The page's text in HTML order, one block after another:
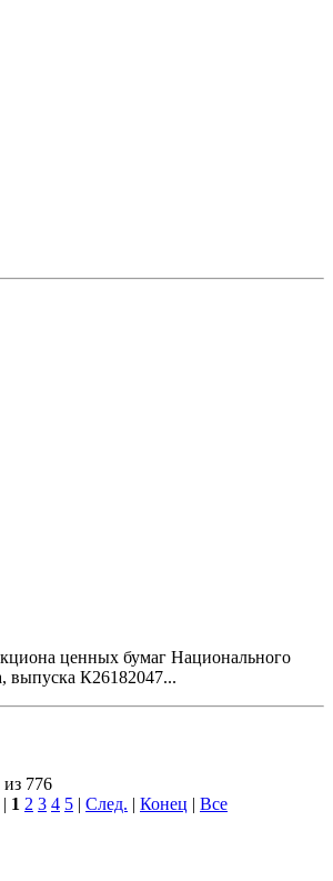
ценных бумаг Национального
выпуска К26182047...
776
1 2 3 4 5 | След. | Конец | Все